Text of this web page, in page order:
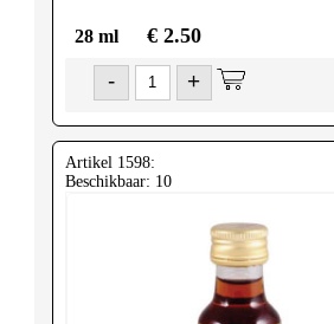
28 ml € 2.50
- +
Artikel 1598:
Beschikbaar: 10